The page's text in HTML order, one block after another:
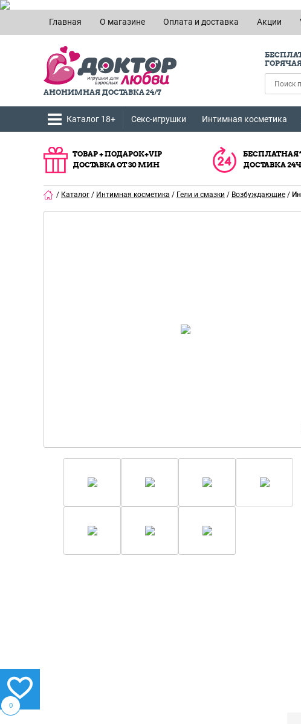
Главная О магазине Оплата и доставка Акции
АНОНИМНАЯ ДОСТАВКА 24/7
Каталог 18+ Секс-игрушки Интимная косметика
ТОВАР + ПОДАРОК+VIP
ДОСТАВКА ОТ 30 МИН
ДОСТАВКА 24Ч
/ Каталог / Интимная косметика / Гели и смазки / Возбуждающие /
0